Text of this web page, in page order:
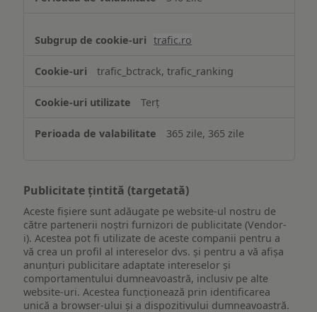
trafic.ro
trafic_bctrack, trafic_ranking
Terț
365 zile, 365 zile
Publicitate țintită (targetată)
Aceste fișiere sunt adăugate pe website-ul nostru de
către partenerii noștri furnizori de publicitate (Vendor-
i). Acestea pot fi utilizate de aceste companii pentru a
vă crea un profil al intereselor dvs. și pentru a vă afișa
anunțuri publicitare adaptate intereselor și
comportamentului dumneavoastră, inclusiv pe alte
website-uri. Acestea funcționează prin identificarea
unică a browser-ului și a dispozitivului dumneavoastră.